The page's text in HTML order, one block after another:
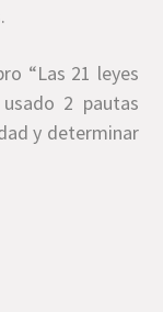
“Las 21 leyes
2 pautas
y determinar